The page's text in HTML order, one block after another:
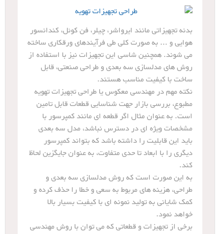
بدنه تجهیزاتی مانند ایرواشر، چیلر، فن کوئل، کندانسور
هوایی و ... به صورت کلی طی فرآیندهای ورقکاری ساخته
می شوند. همچنین شاسی این تجهیزات نیز با استفاده از
روش های مدلسازی سه بعدی و طراحی صنعتی، قابل
ساخت با کیفیت مناسب هستند.
نکته مهم در مهندسی معکوس یا طراحی تجهیزات تهویه
مطبوع، بررسی بازار جهت شناسایی قطعات قابل تامین
است. به عنوان مثال اگر قطعه ای مانند کمپرسور با
مشخصات ویژه ای در دسترس نباشد، مدل سه بعدی
باید این قابلیت را داشته باشد که بتواند کمپرسور
دیگری را با ابعاد تا حدی متفاوت، به عنوان جایگزین لحاظ
کند.
به این صورت است که روش مدلسازی سه بعدی و
طراحی، هزینه های مربوط به سعی و خطا را حذف کرده و
کمک شایانی به تولید نمونه ای با کیفیت بسیار بالا
خواهد نمود.
برخی از تجهیزات و قطعاتی که می توان با روش مهندسی